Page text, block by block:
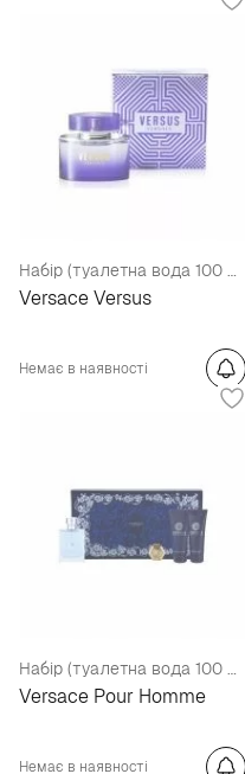
Набір (туалетна вода 100 мл + лосьйон для тіла 100 мл + косметичка)
Versace Versus
Немає в наявності
Набір (туалетна вода 100 мл + гель для душу 100 мл + бальзам після гоління 100 мл + брелок)
Versace Pour Homme
Немає в наявності